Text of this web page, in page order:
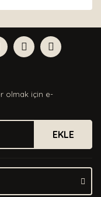
olmak için e-
EKLE